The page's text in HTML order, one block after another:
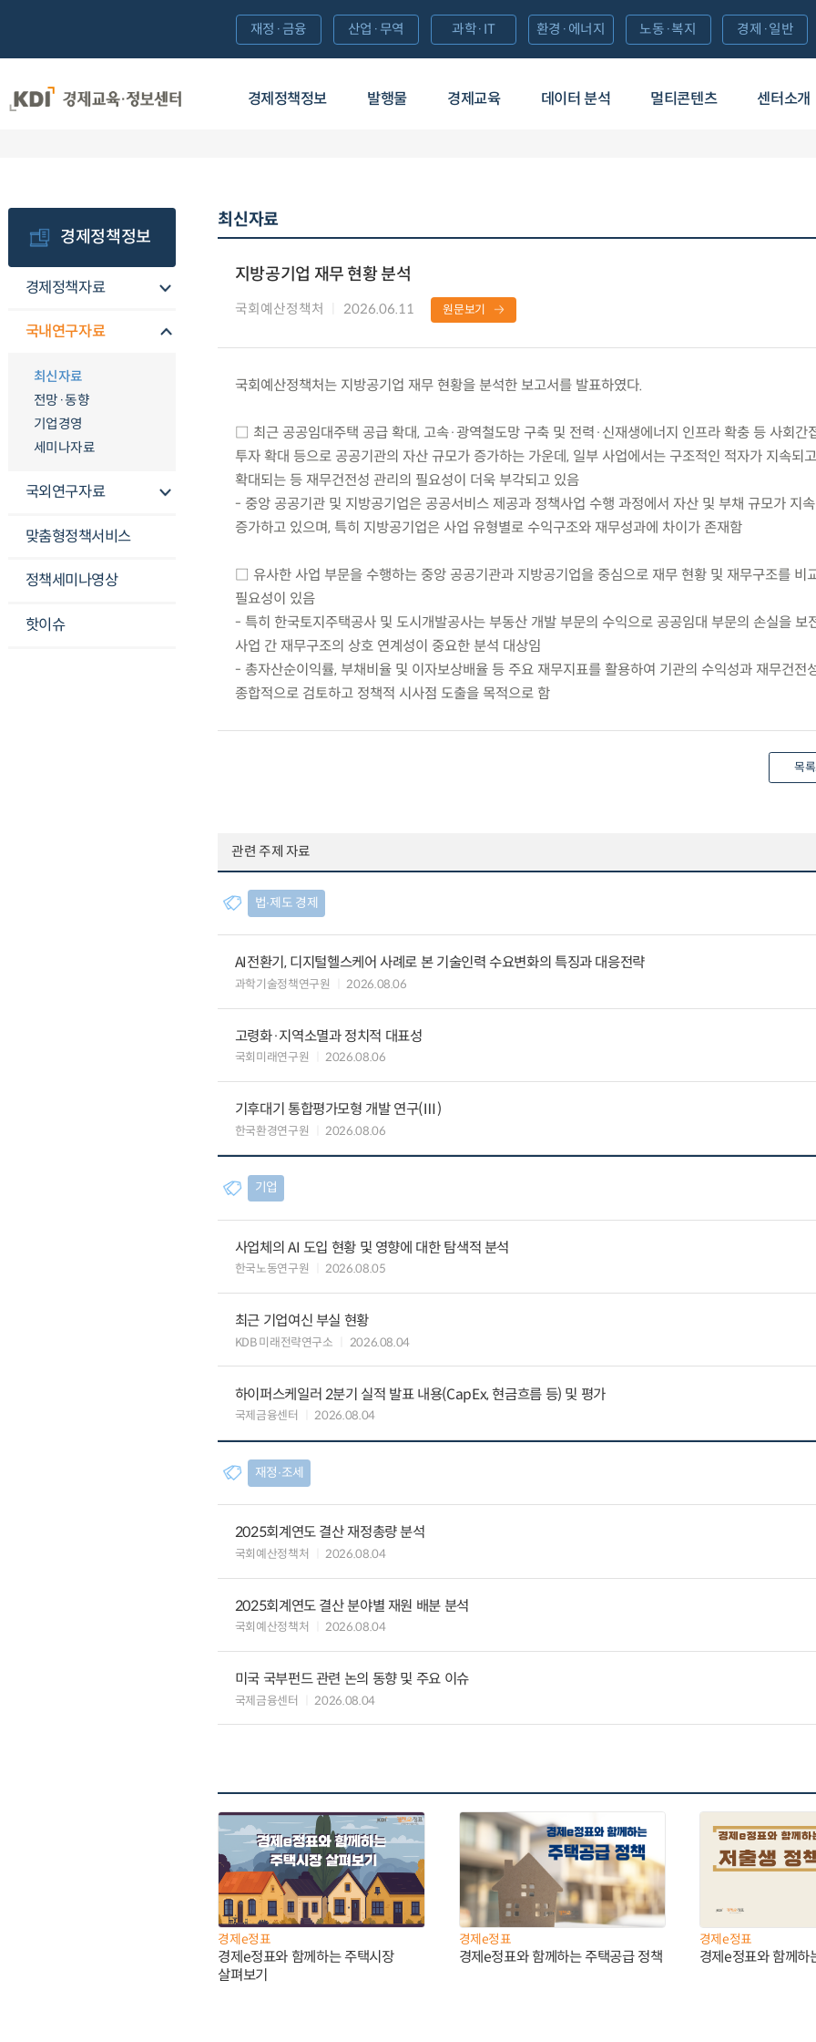
경제정책정보 발행물 경제교육 데이터 분석 멀티콘텐츠 센터소개
재정·금융 산업·무역 과학·IT 환경·에너지 노동·복지 경제·일반
경제정책정보
경제정책자료
국내연구자료
최신자료
전망·동향
기업경영
세미나자료
국외연구자료
맞춤형정책서비스
정책세미나영상
핫이슈
최신자료
지방공기업 재무 현황 분석
국회예산정책처 2026.06.11 원문보기
국회예산정책처는 지방공기업 재무 현황을 분석한 보고서를 발표하였다.
□ 최근 공공임대주택 공급 확대, 고속·광역철도망 구축 및 전력·신재생에너지 인프라 확충 등 사회간
투자 확대 등으로 공공기관의 자산 규모가 증가하는 가운데, 일부 사업에서는 구조적인 적자가 지속되
확대되는 등 재무건전성 관리의 필요성이 더욱 부각되고 있음
- 중앙 공공기관 및 지방공기업은 공공서비스 제공과 정책사업 수행 과정에서 자산 및 부채 규모가 지
증가하고 있으며, 특히 지방공기업은 사업 유형별로 수익구조와 재무성과에 차이가 존재함
□ 유사한 사업 부문을 수행하는 중앙 공공기관과 지방공기업을 중심으로 재무 현황 및 재무구조를 비
필요성이 있음
- 특히 한국토지주택공사 및 도시개발공사는 부동산 개발 부문의 수익으로 공공임대 부문의 손실을 보
사업 간 재무구조의 상호 연계성이 중요한 분석 대상임
- 총자산순이익률, 부채비율 및 이자보상배율 등 주요 재무지표를 활용하여 기관의 수익성과 재무건전
종합적으로 검토하고 정책적 시사점 도출을 목적으로 함
목
관련 주제 자료
법∙제도 경제
AI전환기, 디지털헬스케어 사례로 본 기술인력 수요변화의 특징과 대응전략
과학기술정책연구원 2026.08.06
고령화·지역소멸과 정치적 대표성
국회미래연구원 2026.08.06
기후대기 통합평가모형 개발 연구(Ⅲ)
한국환경연구원 2026.08.06
기업
사업체의 AI 도입 현황 및 영향에 대한 탐색적 분석
한국노동연구원 2026.08.05
최근 기업여신 부실 현황
KDB 미래전략연구소 2026.08.04
하이퍼스케일러 2분기 실적 발표 내용(CapEx, 현금흐름 등) 및 평가
국제금융센터 2026.08.04
재정∙조세
2025회계연도 결산 재정총량 분석
국회예산정책처 2026.08.04
2025회계연도 결산 분야별 재원 배분 분석
국회예산정책처 2026.08.04
미국 국부펀드 관련 논의 동향 및 주요 이슈
국제금융센터 2026.08.04
경제e정표
경제e정표와 함께하는 주택시장
살펴보기
경제e정표
경제e정표와 함께하는 주택공급 정책
경제e정표
경제e정표와 함께하